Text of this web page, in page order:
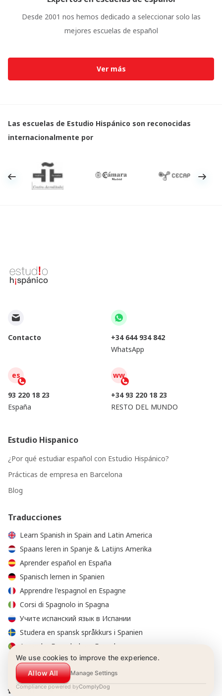
Desde 2001 nos hemos dedicado a seleccionar solo las
mejores escuelas de español
Ver más
Las escuelas de Estudio Hispánico son reconocidas
internacionalmente por
Contacto
+34 644 934 842
WhatsApp
es
93 220 18 23
España
ww
+34 93 220 18 23
RESTO DEL MUNDO
Estudio Hispanico
¿Por qué estudiar español con Estudio Hispánico?
Prácticas de empresa en Barcelona
Blog
Traducciones
Learn Spanish in Spain and Latin America
Spaans leren in Spanje & Latijns Amerika
Aprender español en España
Spanisch lernen in Spanien
Apprendre l'espagnol en Espagne
Corsi di Spagnolo in Spagna
Учите испанский язык в Испании
Studera en spansk språkkurs i Spanien
Aprender Espanhol em Espanha
We use cookies to improve the experience.
Allow All
Manage Settings
Compliance powered byComplyDog